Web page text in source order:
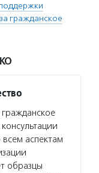
гражданское
аспектам
образцы